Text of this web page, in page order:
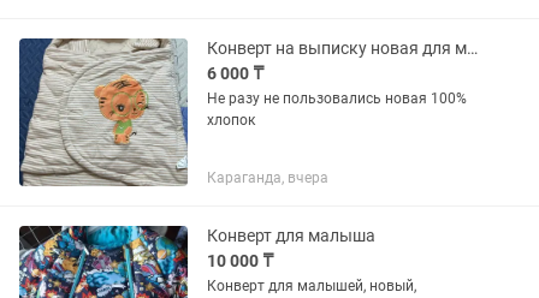
Конверт на выписку новая для мальчика и для девочек
6 000 ₸
Не разу не пользовались новая 100%
хлопок
Караганда, вчера
Конверт для малыша
10 000 ₸
Конверт для малышей, новый,